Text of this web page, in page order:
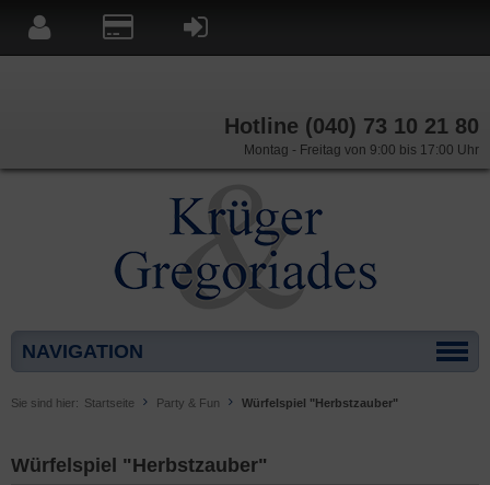
Hotline (040) 73 10 21 80
Montag - Freitag von 9:00 bis 17:00 Uhr
NAVIGATION
Sie sind hier: Startseite Party & Fun Würfelspiel "Herbstzauber"
Würfelspiel "Herbstzauber"